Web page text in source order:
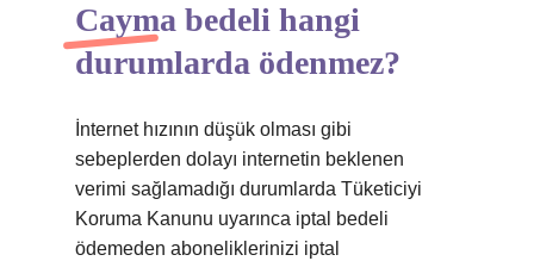
Cayma bedeli hangi
durumlarda ödenmez?
İnternet hızının düşük olması gibi
sebeplerden dolayı internetin beklenen
verimi sağlamadığı durumlarda Tüketiciyi
Koruma Kanunu uyarınca iptal bedeli
ödemeden aboneliklerinizi iptal